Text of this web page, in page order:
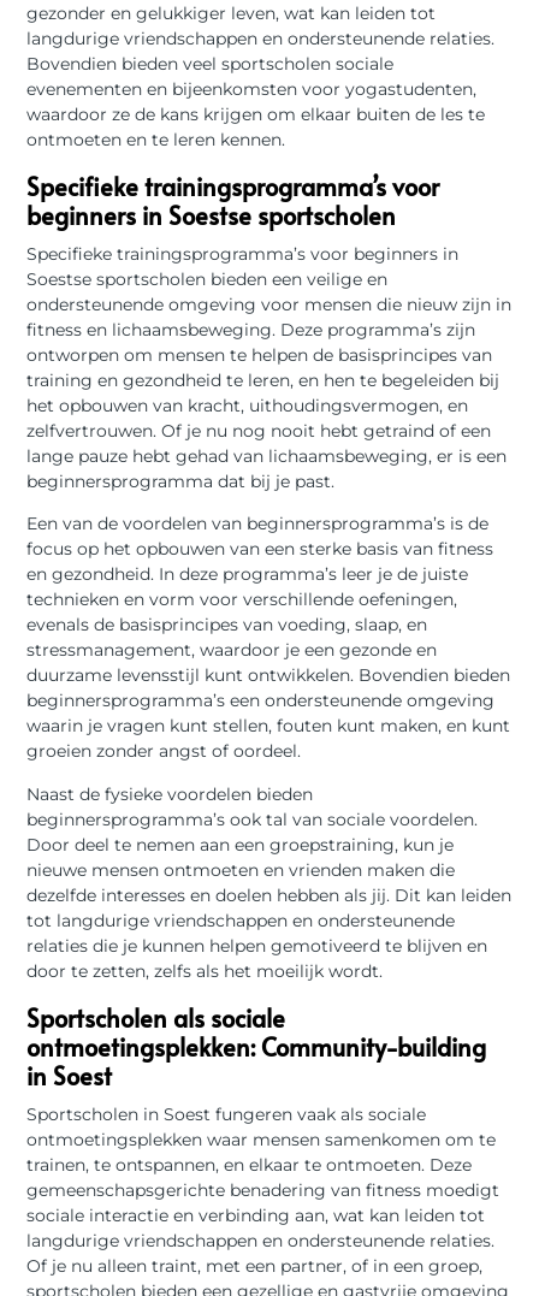
gezonder en gelukkiger leven, wat kan leiden tot
langdurige vriendschappen en ondersteunende relaties.
Bovendien bieden veel sportscholen sociale
evenementen en bijeenkomsten voor yogastudenten,
waardoor ze de kans krijgen om elkaar buiten de les te
ontmoeten en te leren kennen.
Specifieke trainingsprogramma’s voor
beginners in Soestse sportscholen
Specifieke trainingsprogramma’s voor beginners in
Soestse sportscholen bieden een veilige en
ondersteunende omgeving voor mensen die nieuw zijn in
fitness en lichaamsbeweging. Deze programma’s zijn
ontworpen om mensen te helpen de basisprincipes van
training en gezondheid te leren, en hen te begeleiden bij
het opbouwen van kracht, uithoudingsvermogen, en
zelfvertrouwen. Of je nu nog nooit hebt getraind of een
lange pauze hebt gehad van lichaamsbeweging, er is een
beginnersprogramma dat bij je past.
Een van de voordelen van beginnersprogramma’s is de
focus op het opbouwen van een sterke basis van fitness
en gezondheid. In deze programma’s leer je de juiste
technieken en vorm voor verschillende oefeningen,
evenals de basisprincipes van voeding, slaap, en
stressmanagement, waardoor je een gezonde en
duurzame levensstijl kunt ontwikkelen. Bovendien bieden
beginnersprogramma’s een ondersteunende omgeving
waarin je vragen kunt stellen, fouten kunt maken, en kunt
groeien zonder angst of oordeel.
Naast de fysieke voordelen bieden
beginnersprogramma’s ook tal van sociale voordelen.
Door deel te nemen aan een groepstraining, kun je
nieuwe mensen ontmoeten en vrienden maken die
dezelfde interesses en doelen hebben als jij. Dit kan leiden
tot langdurige vriendschappen en ondersteunende
relaties die je kunnen helpen gemotiveerd te blijven en
door te zetten, zelfs als het moeilijk wordt.
Sportscholen als sociale
ontmoetingsplekken: Community-building
in Soest
Sportscholen in Soest fungeren vaak als sociale
ontmoetingsplekken waar mensen samenkomen om te
trainen, te ontspannen, en elkaar te ontmoeten. Deze
gemeenschapsgerichte benadering van fitness moedigt
sociale interactie en verbinding aan, wat kan leiden tot
langdurige vriendschappen en ondersteunende relaties.
Of je nu alleen traint, met een partner, of in een groep,
sportscholen bieden een gezellige en gastvrije omgeving